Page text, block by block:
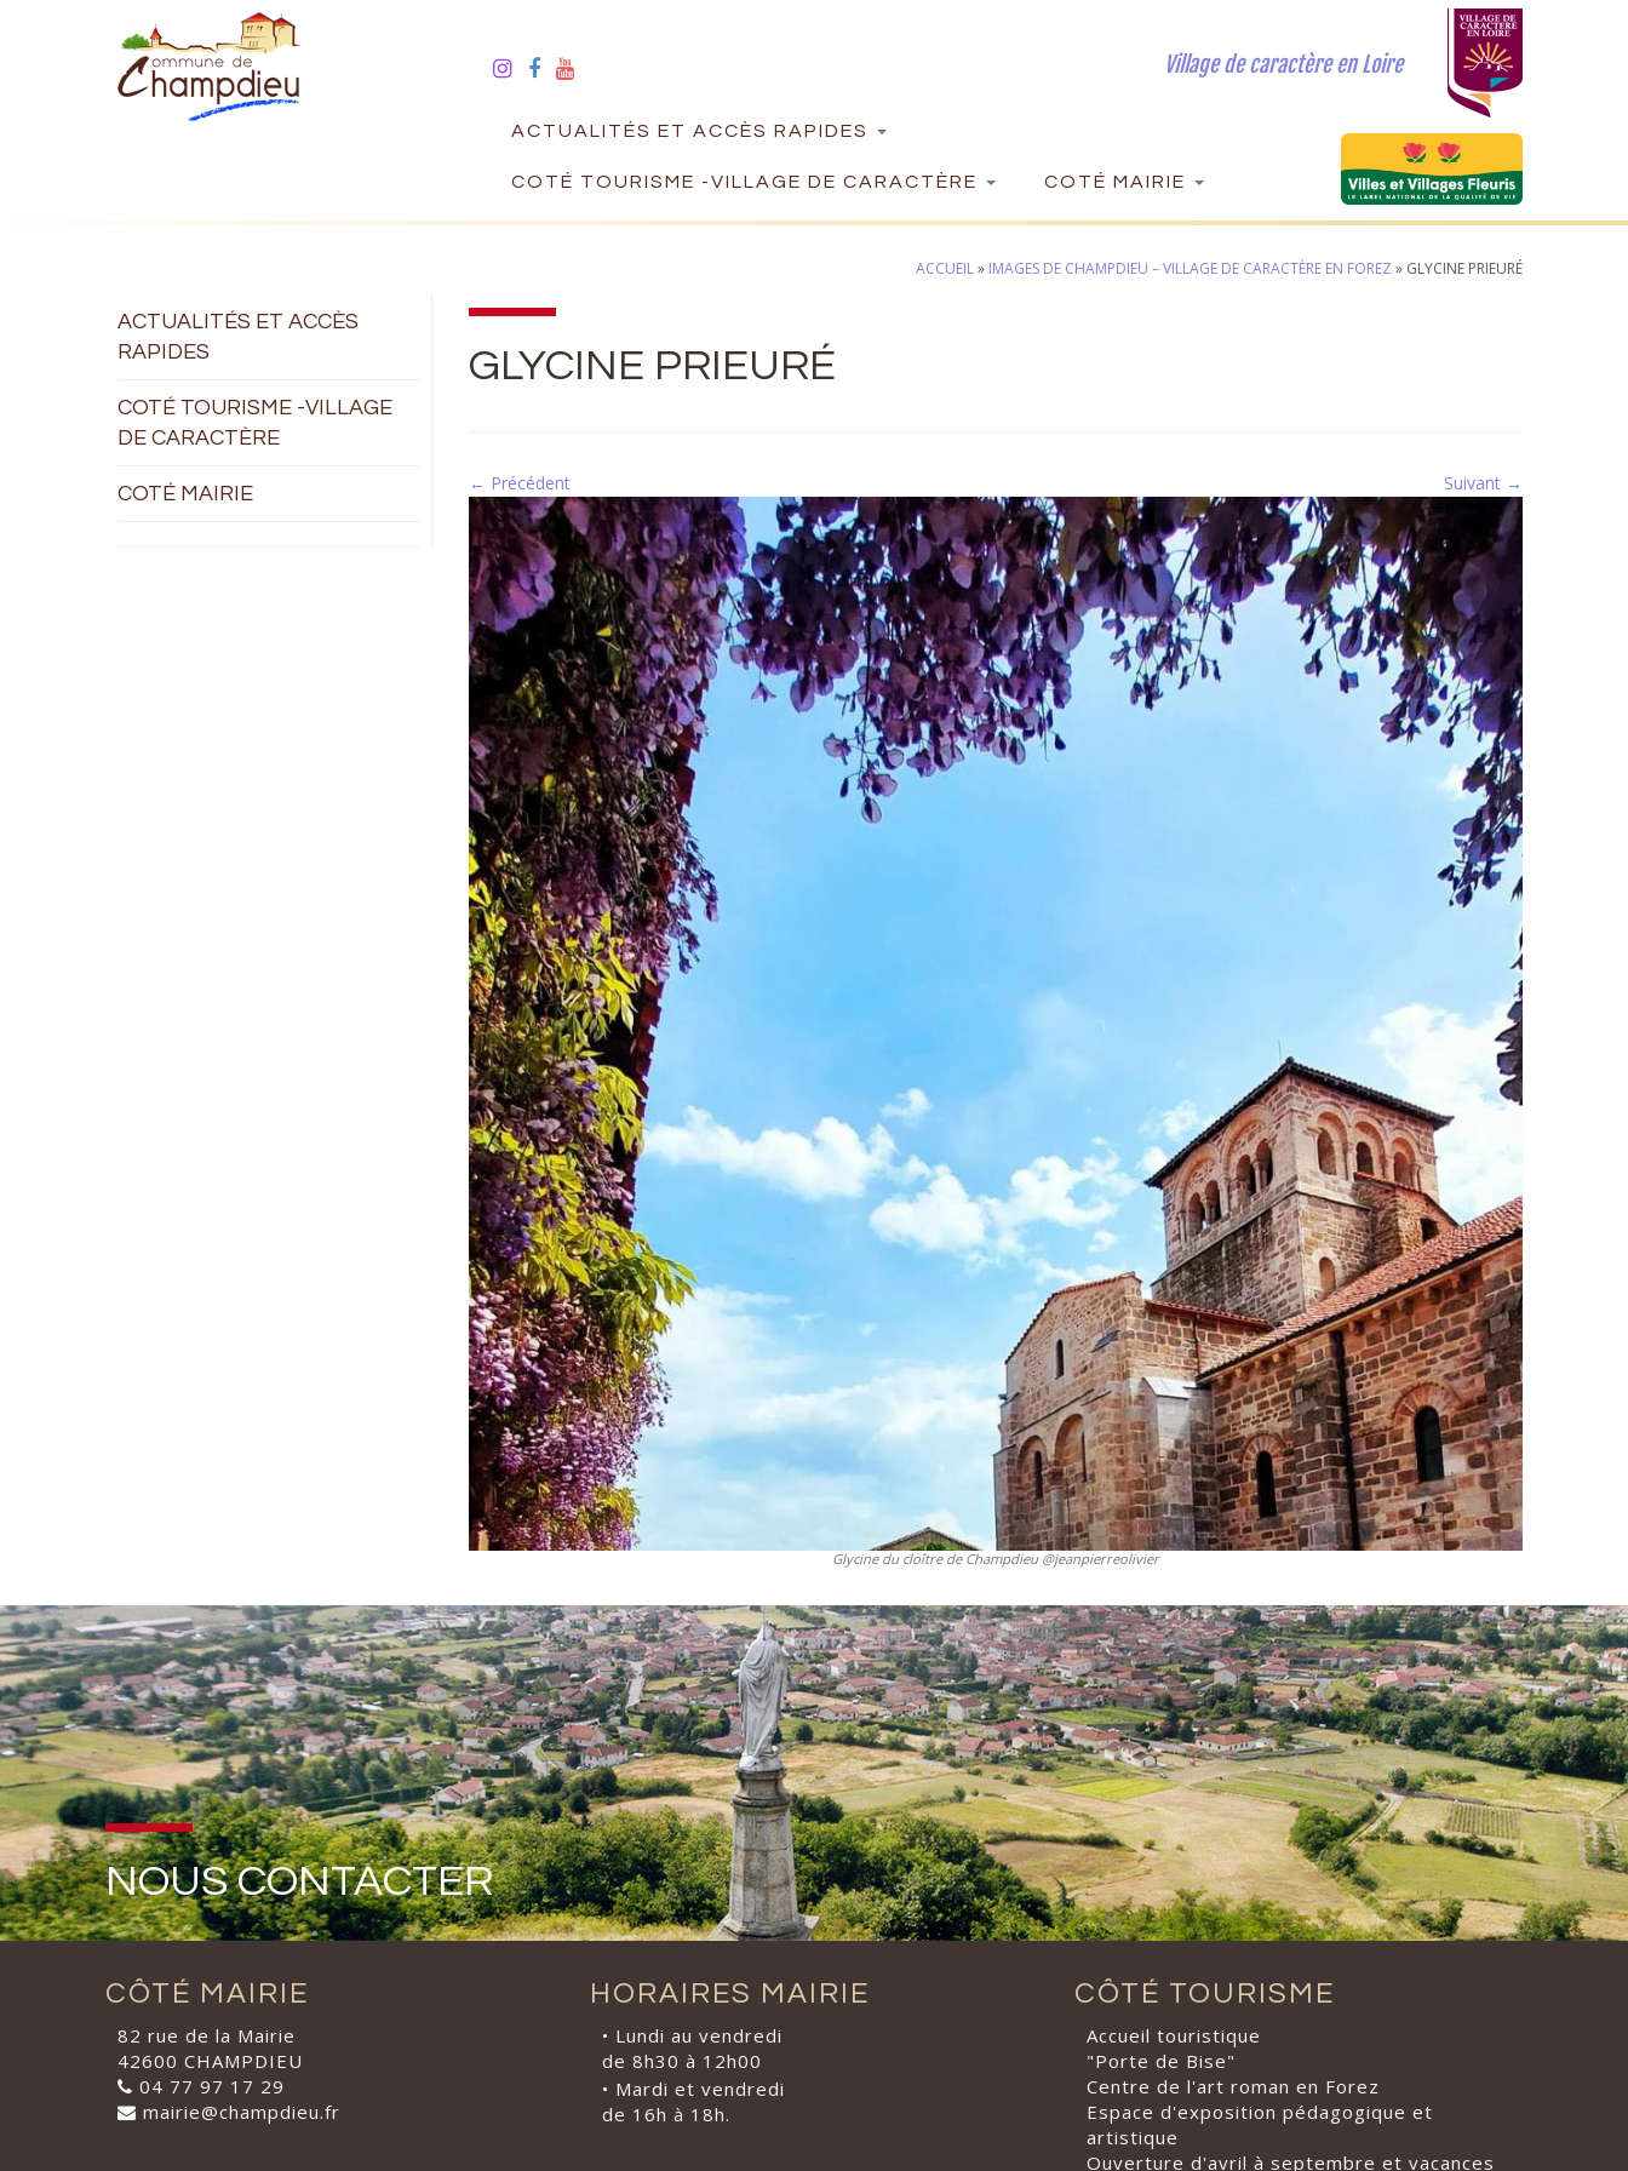
Village de caractère en Loire
ACTUALITÉS ET ACCÈS RAPIDES
COTÉ TOURISME -VILLAGE DE CARACTÈRE COTÉ MAIRIE
ACCUEIL» IMAGES DE CHAMPDIEU – VILLAGE DE CARACTÈRE EN FOREZ » GLYCINE PRIEURÉ
ACTUALITÉS ET ACCÈS
RAPIDES
COTÉ TOURISME -VILLAGE
DE CARACTÈRE
COTÉ MAIRIE
GLYCINE PRIEURÉ
← Précédent Suivant →
Glycine du cloître de Champdieu @jeanpierreolivier
NOUS CONTACTER
CÔTÉ MAIRIE
82 rue de la Mairie
42600 CHAMPDIEU
04 77 97 17 29
mairie@champdieu.fr
HORAIRES MAIRIE
• Lundi au vendredi
de 8h30 à 12h00
• Mardi et vendredi
de 16h à 18h.
CÔTÉ TOURISME
Accueil touristique
"Porte de Bise"
Centre de l'art roman en Forez
Espace d'exposition pédagogique et
artistique
Ouverture d'avril à septembre et vacances